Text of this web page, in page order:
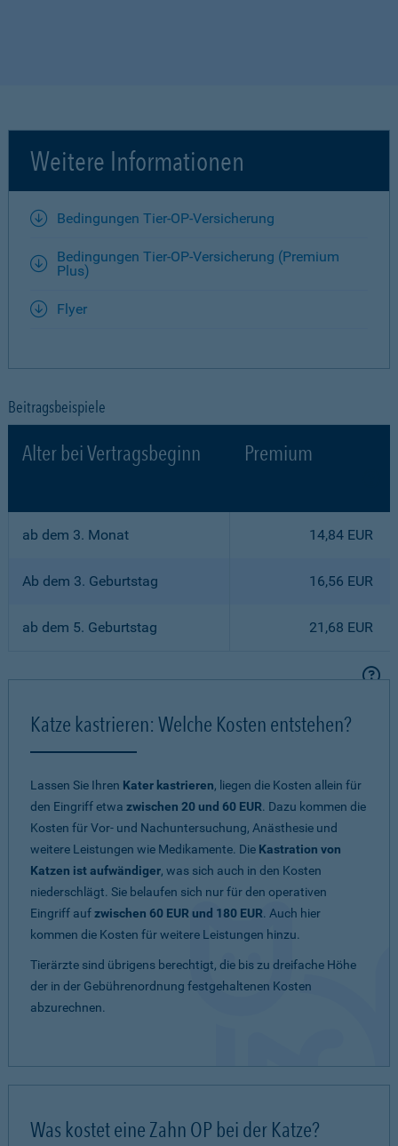
Weitere Informationen
Bedingungen Tier-OP-Versicherung
Bedingungen Tier-OP-Versicherung (Premium
Plus)
Flyer
Beitragsbeispiele
Alter bei Vertragsbeginn Premium
ab dem 3. Monat 14,84 EUR
Ab dem 3. Geburtstag 16,56 EUR
ab dem 5. Geburtstag 21,68 EUR
Katze kastrieren: Welche Kosten entstehen?
Lassen Sie Ihren Kater kastrieren, liegen die Kosten allein für
den Eingriff etwa zwischen 20 und 60 EUR. Dazu kommen die
Kosten für Vor- und Nachuntersuchung, Anästhesie und
weitere Leistungen wie Medikamente. Die Kastration von
Katzen ist aufwändiger, was sich auch in den Kosten
niederschlägt. Sie belaufen sich nur für den operativen
Eingriff aufzwischen 60 EUR und 180 EUR. Auch hier
kommen die Kosten für weitere Leistungen hinzu.
Tierärzte sind übrigens berechtigt, die bis zu dreifache Höhe
der in der Gebührenordnung festgehaltenen Kosten
abzurechnen.
Was kostet eine Zahn OP bei der Katze?